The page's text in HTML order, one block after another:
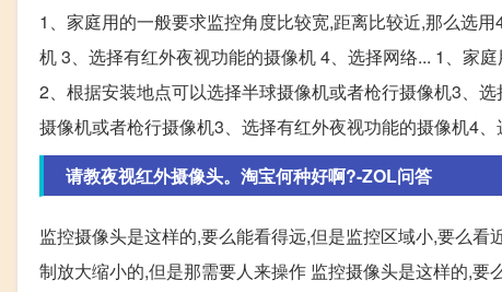
1、家庭用的一般要求监控角度比较宽,距离比较近,那么选
机 3、选择有红外夜视功能的摄像机 4、选择网络... 1、家
2、根据安装地点可以选择半球摄像机或者枪行摄像机3、
摄像机或者枪行摄像机3、选择有红外夜视功能的摄像机4
请教夜视红外摄像头。淘宝何种好啊?-ZOL问答
监控摄像头是这样的,要么能看得远,但是监控区域小,要么
制放大缩小的,但是那需要人来操作 监控摄像头是这样的,